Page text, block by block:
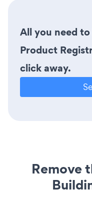
All you need
Product
click away.
Remove